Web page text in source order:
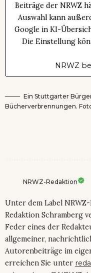
Beiträge der NRWZ
Auswahl kann
Google in KI-
Die Einstellung
NRWZ
Ein Stuttgarter
Bücherverbrennungen.
NRWZ-Redaktion
Unter dem Label
Redaktion Schramberg
Feder eines der
allgemeiner,
Autorenbeiträge im
erreichen Sie unter